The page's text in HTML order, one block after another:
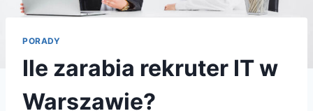
PORADY
Ile zarabia rekruter IT w
Warszawie?